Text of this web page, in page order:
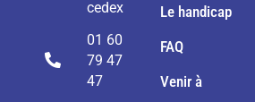
cedex
01 60
79 47
47
Le handicap
FAQ
Venir à